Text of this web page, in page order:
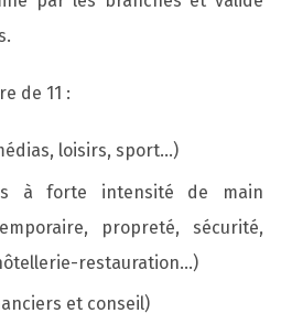
de 11 :
loisirs, sport…)
à forte intensité de main
propreté, sécurité,
restauration…)
et conseil)